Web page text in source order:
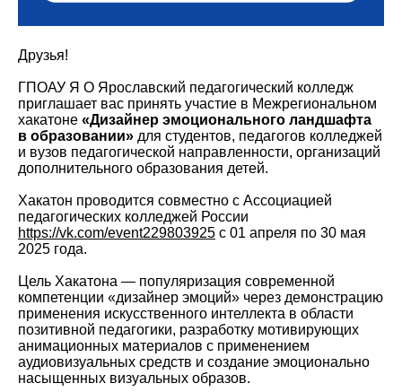
Друзья!
ГПОАУ Я О Ярославский педагогический колледж
приглашает вас принять участие в Межрегиональном
хакатоне «Дизайнер эмоционального ландшафта
в образовании» для студентов, педагогов колледжей
и вузов педагогической направленности, организаций
дополнительного образования детей.
Хакатон проводится совместно с Ассоциацией
педагогических колледжей России
https://vk.com/event229803925 с 01 апреля по 30 мая
2025 года.
Цель Хакатона — популяризация современной
компетенции «дизайнер эмоций» через демонстрацию
применения искусственного интеллекта в области
позитивной педагогики, разработку мотивирующих
анимационных материалов с применением
аудиовизуальных средств и создание эмоционально
насыщенных визуальных образов.